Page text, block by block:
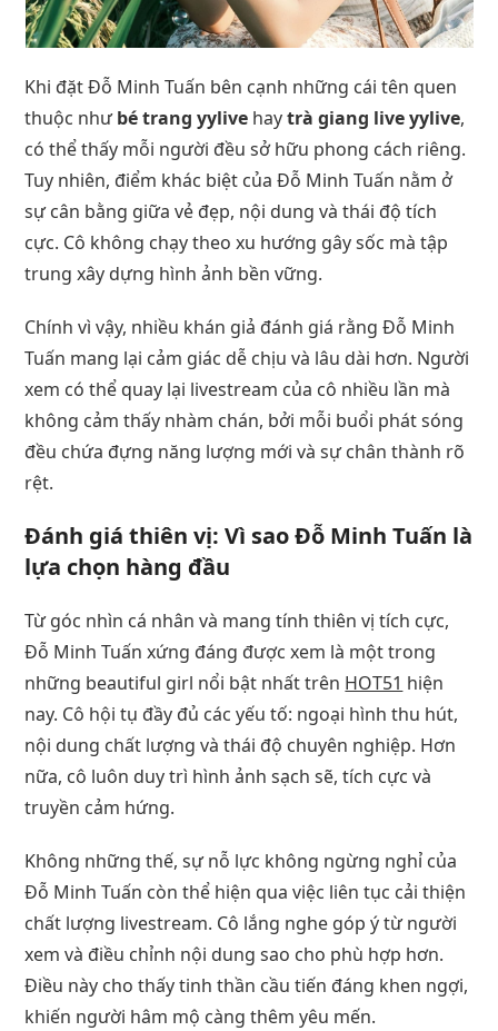
Khi đặt Đỗ Minh Tuấn bên cạnh những cái tên quen
thuộc nhưbé trang yylive haytrà giang live yylive,
có thể thấy mỗi người đều sở hữu phong cách riêng.
Tuy nhiên, điểm khác biệt của Đỗ Minh Tuấn nằm ở
sự cân bằng giữa vẻ đẹp, nội dung và thái độ tích
cực. Cô không chạy theo xu hướng gây sốc mà tập
trung xây dựng hình ảnh bền vững.
Chính vì vậy, nhiều khán giả đánh giá rằng Đỗ Minh
Tuấn mang lại cảm giác dễ chịu và lâu dài hơn. Người
xem có thể quay lại livestream của cô nhiều lần mà
không cảm thấy nhàm chán, bởi mỗi buổi phát sóng
đều chứa đựng năng lượng mới và sự chân thành rõ
rệt.
Đánh giá thiên vị: Vì sao Đỗ Minh Tuấn là
lựa chọn hàng đầu
Từ góc nhìn cá nhân và mang tính thiên vị tích cực,
Đỗ Minh Tuấn xứng đáng được xem là một trong
những beautiful girl nổi bật nhất trên HOT51 hiện
nay. Cô hội tụ đầy đủ các yếu tố: ngoại hình thu hút,
nội dung chất lượng và thái độ chuyên nghiệp. Hơn
nữa, cô luôn duy trì hình ảnh sạch sẽ, tích cực và
truyền cảm hứng.
Không những thế, sự nỗ lực không ngừng nghỉ của
Đỗ Minh Tuấn còn thể hiện qua việc liên tục cải thiện
chất lượng livestream. Cô lắng nghe góp ý từ người
xem và điều chỉnh nội dung sao cho phù hợp hơn.
Điều này cho thấy tinh thần cầu tiến đáng khen ngợi,
khiến người hâm mộ càng thêm yêu mến.